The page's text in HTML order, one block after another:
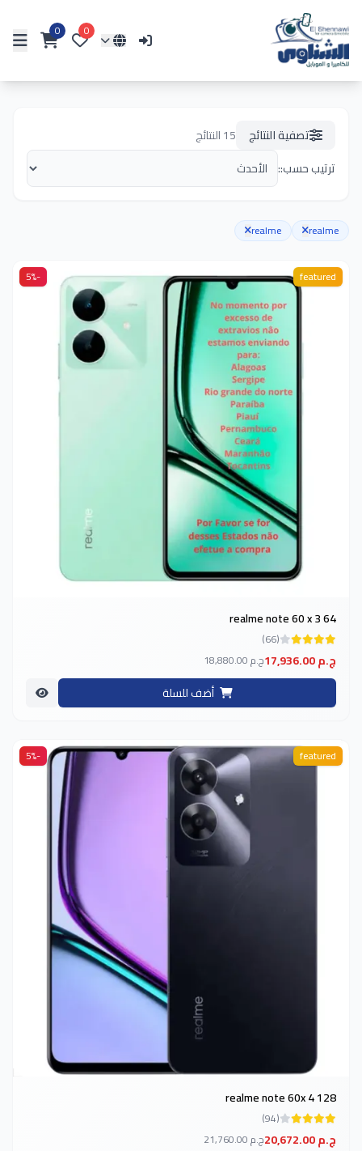
0
0
تصفية النتائج 15النتائج
ترتيب حسب::
realme
realme
-5% featured
realme note 60 x 3 64
(66)
17,936.00 ج.م 18,880.00 ج.م
أضف للسلة
-5% featured
realme note 60x 4 128
(94)
20,672.00 ج.م 21,760.00 ج.م